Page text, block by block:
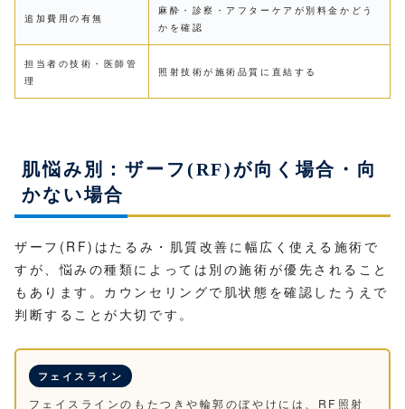
追加費用の有無
麻酔・診察・アフターケアが別料金かどう
かを確認
担当者の技術・医師管
理
照射技術が施術品質に直結する
肌悩み別：ザーフ(RF)が向く場合・向
かない場合
ザーフ(RF)はたるみ・肌質改善に幅広く使える施術で
すが、悩みの種類によっては別の施術が優先されること
もあります。カウンセリングで肌状態を確認したうえで
判断することが大切です。
フェイスライン
フェイスラインのもたつきや輪郭のぼやけには、RF照射